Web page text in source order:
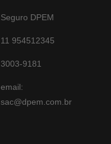
Seguro DPEM
11 954512345
3003-9181
email:
sac@dpem.com.br